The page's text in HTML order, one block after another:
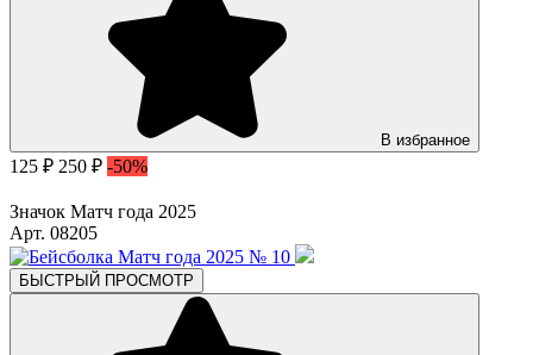
В избранное
125 ₽ 250 ₽ -50%
Значок Матч года 2025
Арт. 08205
БЫСТРЫЙ ПРОСМОТР